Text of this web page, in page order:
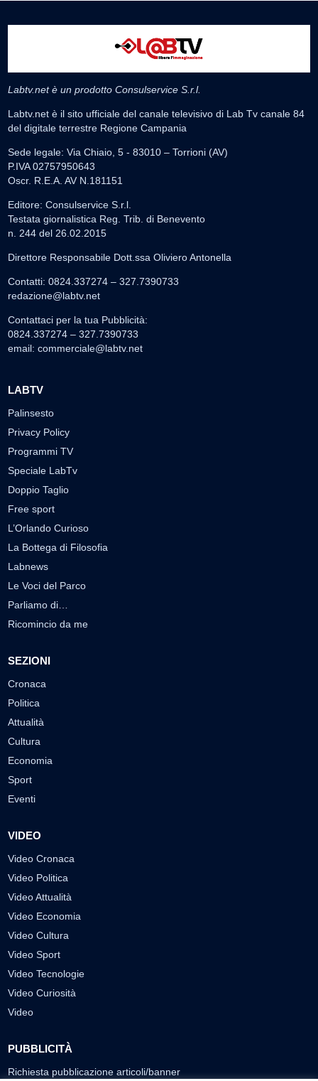
Labtv.net è un prodotto Consulservice S.r.l.
Labtv.net è il sito ufficiale del canale televisivo di Lab Tv canale 84
del digitale terrestre Regione Campania
Sede legale: Via Chiaio, 5 - 83010 – Torrioni (AV)
P.IVA 02757950643
Oscr. R.E.A. AV N.181151
Editore: Consulservice S.r.l.
Testata giornalistica Reg. Trib. di Benevento
n. 244 del 26.02.2015
Direttore Responsabile Dott.ssa Oliviero Antonella
Contatti: 0824.337274 – 327.7390733
redazione@labtv.net
Contattaci per la tua Pubblicità:
0824.337274 – 327.7390733
email: commerciale@labtv.net
LABTV
Palinsesto
Privacy Policy
Programmi TV
Speciale LabTv
Doppio Taglio
Free sport
L’Orlando Curioso
La Bottega di Filosofia
Labnews
Le Voci del Parco
Parliamo di…
Ricomincio da me
SEZIONI
Cronaca
Politica
Attualità
Cultura
Economia
Sport
Eventi
VIDEO
Video Cronaca
Video Politica
Video Attualità
Video Economia
Video Cultura
Video Sport
Video Tecnologie
Video Curiosità
Video
PUBBLICITÀ
Richiesta pubblicazione articoli/banner